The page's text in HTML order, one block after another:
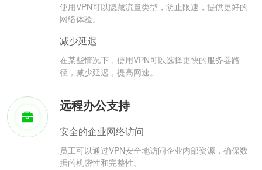
使用VPN可以隐藏流量类型，防止限速，提供更好的
网络体验。
减少延迟
在某些情况下，使用VPN可以选择更快的服务器路
径，减少延迟，提高网速。
远程办公支持
安全的企业网络访问
员工可以通过VPN安全地访问企业内部资源，确保数
据的机密性和完整性。